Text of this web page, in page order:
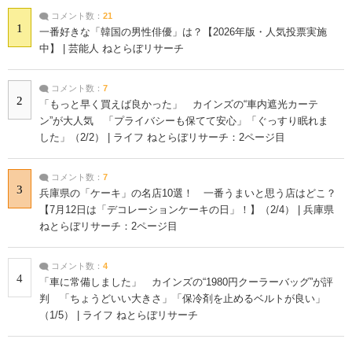
1
コメント数： 21
一番好きな「韓国の男性俳優」は？【2026年版・人気投票実施
中】 | 芸能人 ねとらぼリサーチ
2
コメント数： 7
「もっと早く買えば良かった」 カインズの“車内遮光カーテ
ン”が大人気 「プライバシーも保てて安心」「ぐっすり眠れま
した」（2/2） | ライフ ねとらぼリサーチ：2ページ目
3
コメント数： 7
兵庫県の「ケーキ」の名店10選！ 一番うまいと思う店はどこ？
【7月12日は「デコレーションケーキの日」！】（2/4） | 兵庫県
ねとらぼリサーチ：2ページ目
4
コメント数： 4
「車に常備しました」 カインズの“1980円クーラーバッグ”が評
判 「ちょうどいい大きさ」「保冷剤を止めるベルトが良い」
（1/5） | ライフ ねとらぼリサーチ